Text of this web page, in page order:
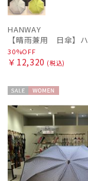
HANWAY
30%OFF
￥12,320 (税込)
ル
N